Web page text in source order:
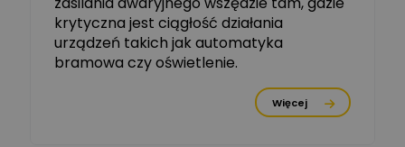
Tomasz Dźwigała
Ekspert Menadżer
Produktu, TIM SA
Zadaj pytanie
krytyczna jest ciągłość działania
urządzeń takich jak automatyka
bramowa czy oświetlenie.
Więcej